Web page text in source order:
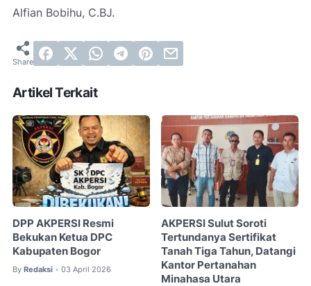
Alfian Bobihu, C.BJ.
Artikel Terkait
DPP AKPERSI Resmi
Bekukan Ketua DPC
Kabupaten Bogor
By Redaksi • 03 April 2026
AKPERSI Sulut Soroti
Tertundanya Sertifikat
Tanah Tiga Tahun, Datangi
Kantor Pertanahan
Minahasa Utara